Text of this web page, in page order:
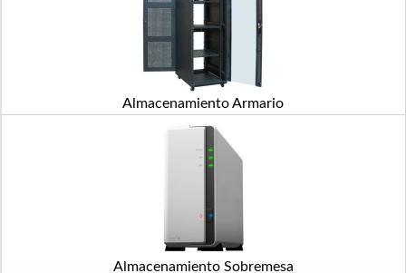
Almacenamiento Armario
Almacenamiento Sobremesa